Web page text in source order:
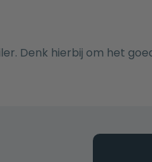
Denk hierbij om het